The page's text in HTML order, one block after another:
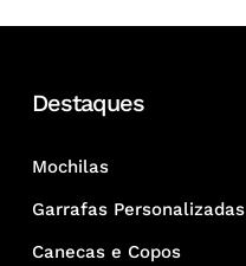
Destaques
Mochilas
Garrafas Personalizadas
Canecas e Copos